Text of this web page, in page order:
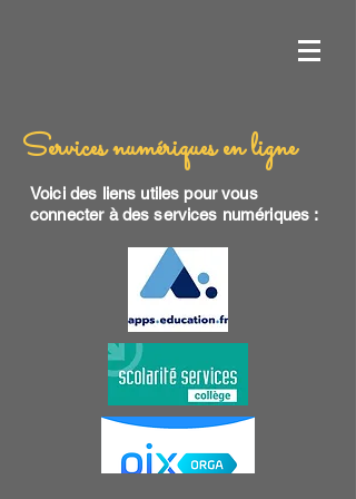
Services numériques en ligne
Voici des liens utiles pour vous
connecter à des services numériques :